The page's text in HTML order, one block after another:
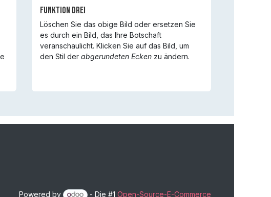
Funktion Drei
Löschen Sie das obige Bild oder ersetzen Sie
es durch ein Bild, das Ihre Botschaft
veranschaulicht. Klicken Sie auf das Bild, um
den Stil der abgerundeten Ecken zu ändern.
Powered by - Die #1 Open-Source-E-Commerce